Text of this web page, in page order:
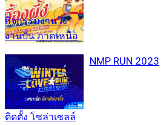
กิจกรรมงานวิ่ง
งานปั่น ภาคเหนือ
กิจกรรมงานวิ่ง
งานปั่น ภาคเหนือ
NMP RUN 2023
ติดตั้ง โซล่าเซลล์